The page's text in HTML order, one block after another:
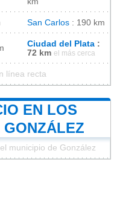
San Carlos : 190 km
Ciudad del Plata :
72 km el más cerca
línea recta
EN LOS
GONZÁLEZ
municipio de González